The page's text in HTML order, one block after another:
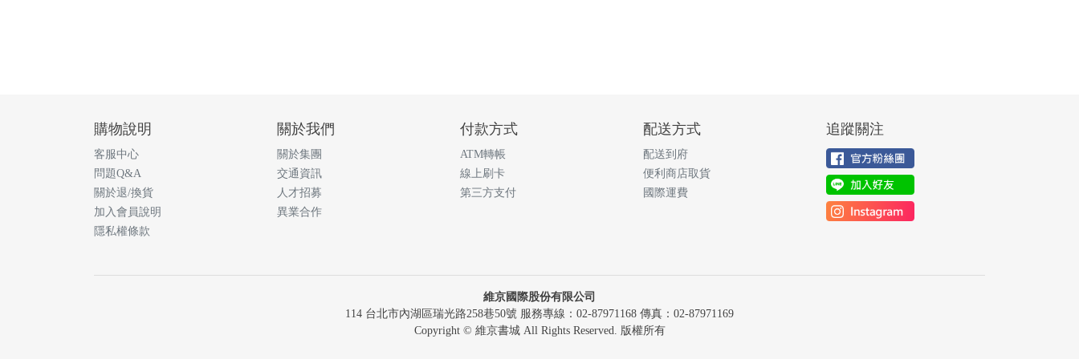
購物說明
客服中心
問題Q&A
關於退/換貨
加入會員說明
隱私權條款
關於我們
關於集團
交通資訊
人才招募
異業合作
付款方式
ATM轉帳
線上刷卡
第三方支付
配送方式
配送到府
便利商店取貨
國際運費
追蹤關注
維京國際股份有限公司
114 台北市內湖區瑞光路258巷50號 服務專線：02-87971168 傳真：02-87971169
Copyright © 維京書城 All Rights Reserved. 版權所有